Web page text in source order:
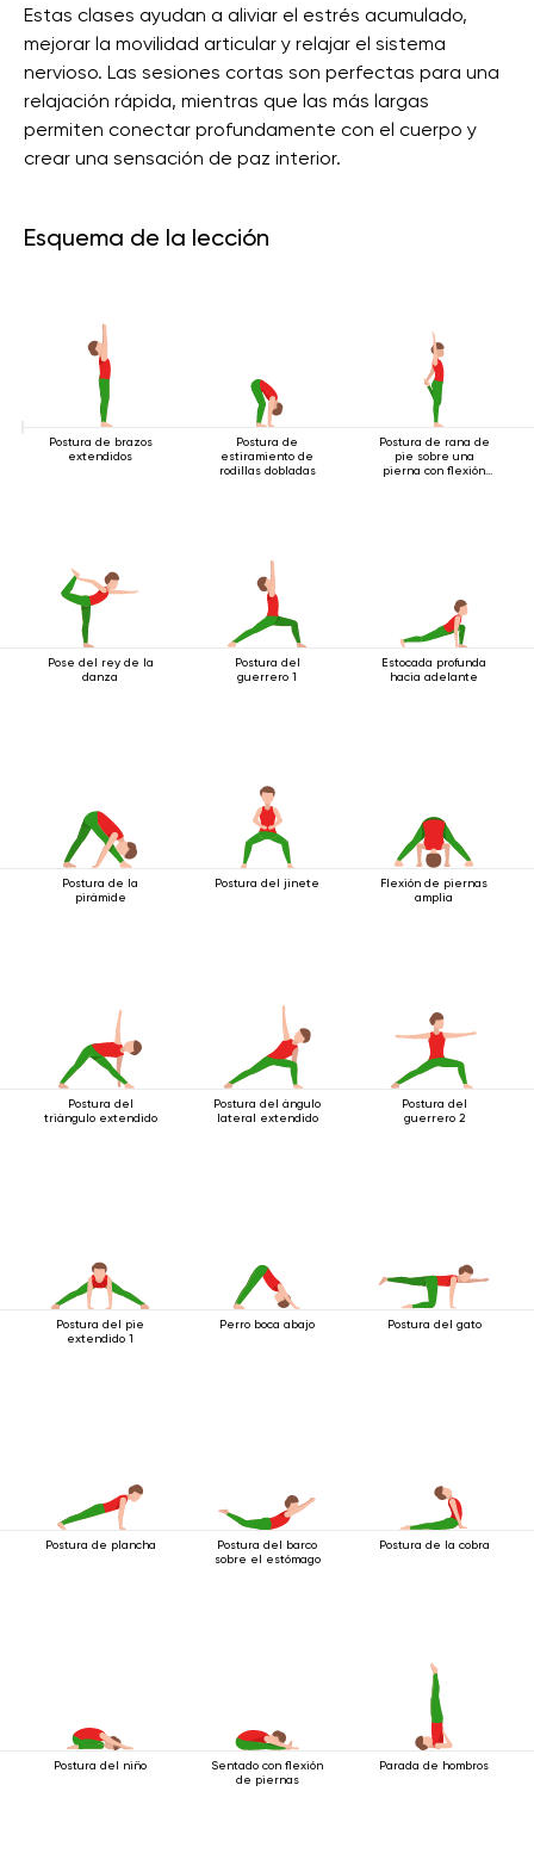
Estas clases ayudan a aliviar el estrés acumulado,
mejorar la movilidad articular y relajar el sistema
nervioso. Las sesiones cortas son perfectas para una
relajación rápida, mientras que las más largas
permiten conectar profundamente con el cuerpo y
crear una sensación de paz interior.
Esquema de la lección
Postura de brazos
extendidos
Postura de
estiramiento de
rodillas dobladas
Postura de rana de
pie sobre una
pierna con flexión
Pose del rey de la
danza
Postura del
guerrero 1
Estocada profunda
hacia adelante
Postura de la
pirámide
Postura del jinete
Flexión de piernas
amplia
Postura del
triángulo extendido
Postura del ángulo
lateral extendido
Postura del
guerrero 2
Postura del pie
extendido 1
Perro boca abajo Postura del gato
Postura de plancha
Postura del barco
sobre el estómago
Postura de la cobra
Postura del niño
Sentado con flexión
de piernas
Parada de hombros